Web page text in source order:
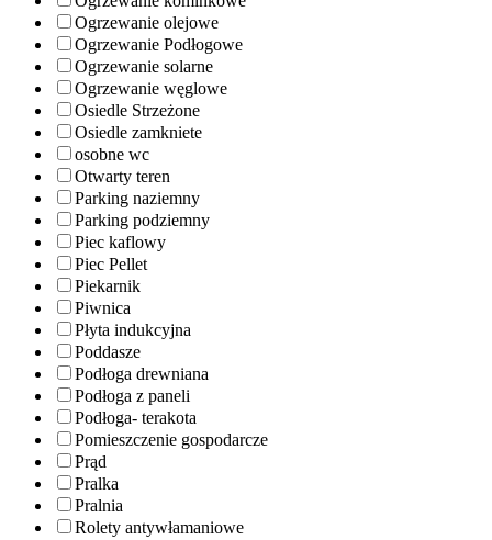
Ogrzewanie olejowe
Ogrzewanie Podłogowe
Ogrzewanie solarne
Ogrzewanie węglowe
Osiedle Strzeżone
Osiedle zamkniete
osobne wc
Otwarty teren
Parking naziemny
Parking podziemny
Piec kaflowy
Piec Pellet
Piekarnik
Piwnica
Płyta indukcyjna
Poddasze
Podłoga drewniana
Podłoga z paneli
Podłoga- terakota
Pomieszczenie gospodarcze
Prąd
Pralka
Pralnia
Rolety antywłamaniowe